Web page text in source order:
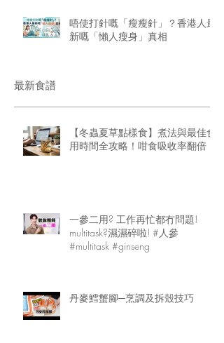
唔使打針嘅「瘦瘦針」？香港人最
新嘅「懶人瘦身」真相
最新食譜
【冬蟲夏草點樣食】煮法與最佳食
用時間全攻略！咁食吸收率翻倍
一參二用? 工作再忙都冇問題!
multitask?濕濕碎啦! #人參
#multitask #ginseng
丹麥鱈蟹腳─烹調及拆殼技巧